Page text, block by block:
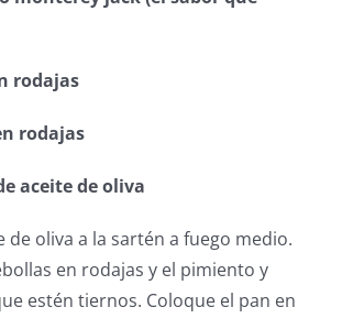
rodajas
rodajas
aceite de oliva
de oliva a la sartén a fuego medio.
en rodajas y el pimiento y
estén tiernos. Coloque el pan en